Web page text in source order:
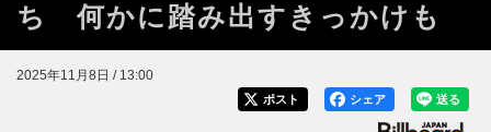
ち 何かに踏み出すきっかけも
2025年11月8日 / 13:00
送る
シェア
ポスト